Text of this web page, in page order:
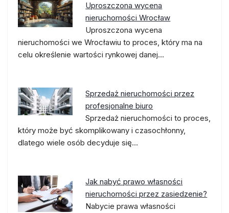
Uproszczona wycena
nieruchomości Wrocław
Uproszczona wycena
nieruchomości we Wrocławiu to proces, który ma na
celu określenie wartości rynkowej danej…
Sprzedaż nieruchomości przez
profesjonalne biuro
Sprzedaż nieruchomości to proces,
który może być skomplikowany i czasochłonny,
dlatego wiele osób decyduje się…
Jak nabyć prawo własności
nieruchomości przez zasiedzenie?
Nabycie prawa własności